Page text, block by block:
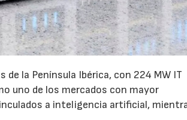
la Península Ibérica, con 224 MW IT
uno de los mercados con mayor
a inteligencia artificial,